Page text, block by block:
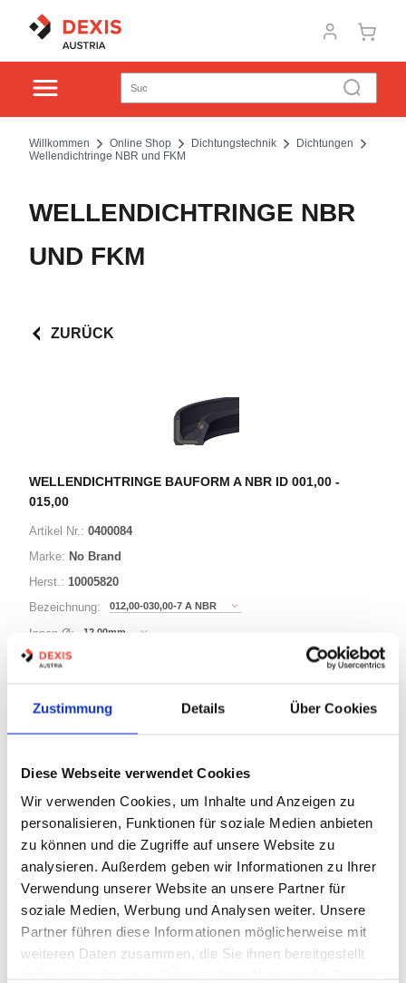
Zustimmung Details Über Cookies
Diese Webseite verwendet Cookies
Wir verwenden Cookies, um Inhalte und Anzeigen zu
personalisieren, Funktionen für soziale Medien anbieten
zu können und die Zugriffe auf unsere Website zu
analysieren. Außerdem geben wir Informationen zu Ihrer
Verwendung unserer Website an unsere Partner für
soziale Medien, Werbung und Analysen weiter. Unsere
Partner führen diese Informationen möglicherweise mit
weiteren Daten zusammen, die Sie ihnen bereitgestellt
Willkommen Online Shop Dichtungstechnik
Dichtungen
Wellendichtringe NBR und FKM
WELLENDICHTRINGE NBR
UND FKM
ZURÜCK
WELLENDICHTRINGE BAUFORM A NBR ID 001,00 -
015,00
Artikel Nr.: 0400084
Marke: No Brand
Herst.: 10005820
Bezeichnung:
012,00-030,00-7 A NBR
Innen Ø: 12,00mm
Außen Ø:
STK Warenkorb
Auf Lager
Print
PRODUKTBESCHREIBUNG